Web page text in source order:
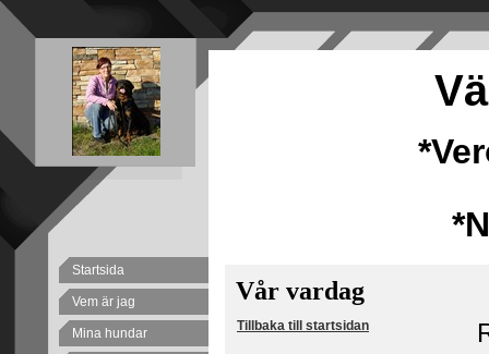
Startsida
Vem är jag
Mina hundar
Vår vardag
Tillbaka till startsidan